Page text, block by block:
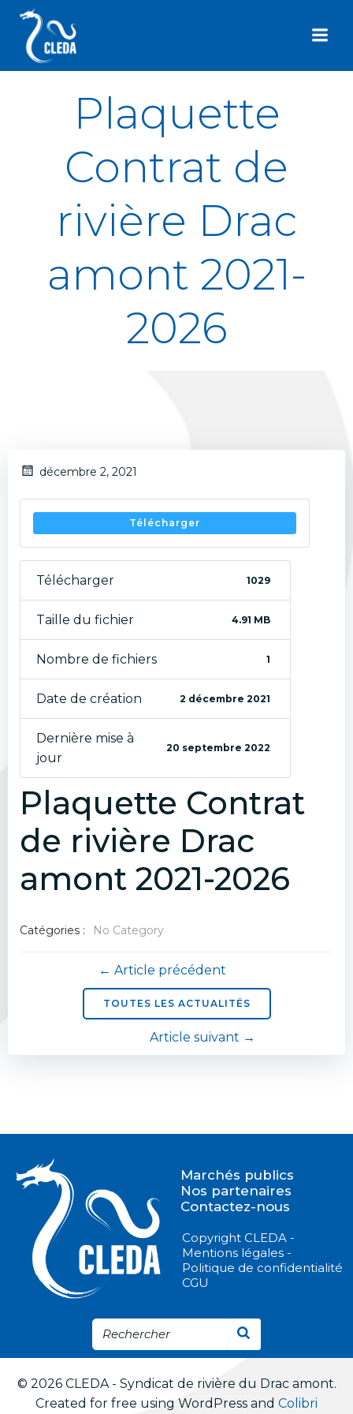
Plaquette
Contrat de
rivière Drac
amont 2021-
2026
décembre 2, 2021
Télécharger
Télécharger 1029
Taille du fichier 4.91 MB
Nombre de fichiers 1
Date de création 2 décembre 2021
Dernière mise à
jour
20 septembre 2022
Plaquette Contrat
de rivière Drac
amont 2021-2026
Catégories : No Category
Navigation
de
l’article
← Article précédent
TOUTES LES ACTUALITÉS
Navigation
Article suivant →
Marchés publics
Nos partenaires
Contactez-nous
Copyright CLEDA -
Mentions légales -
Politique de confidentialité
CGU
© 2026 CLEDA - Syndicat de rivière du Drac amont.
Created for free using WordPress and Colibri